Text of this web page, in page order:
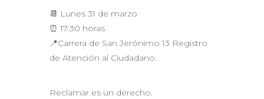
📆 Lunes 31 de marzo
⏰ 17:30 horas
📍Carrera de San Jerónimo 13 Registro
de Atención al Ciudadano.
Reclamar es un derecho.